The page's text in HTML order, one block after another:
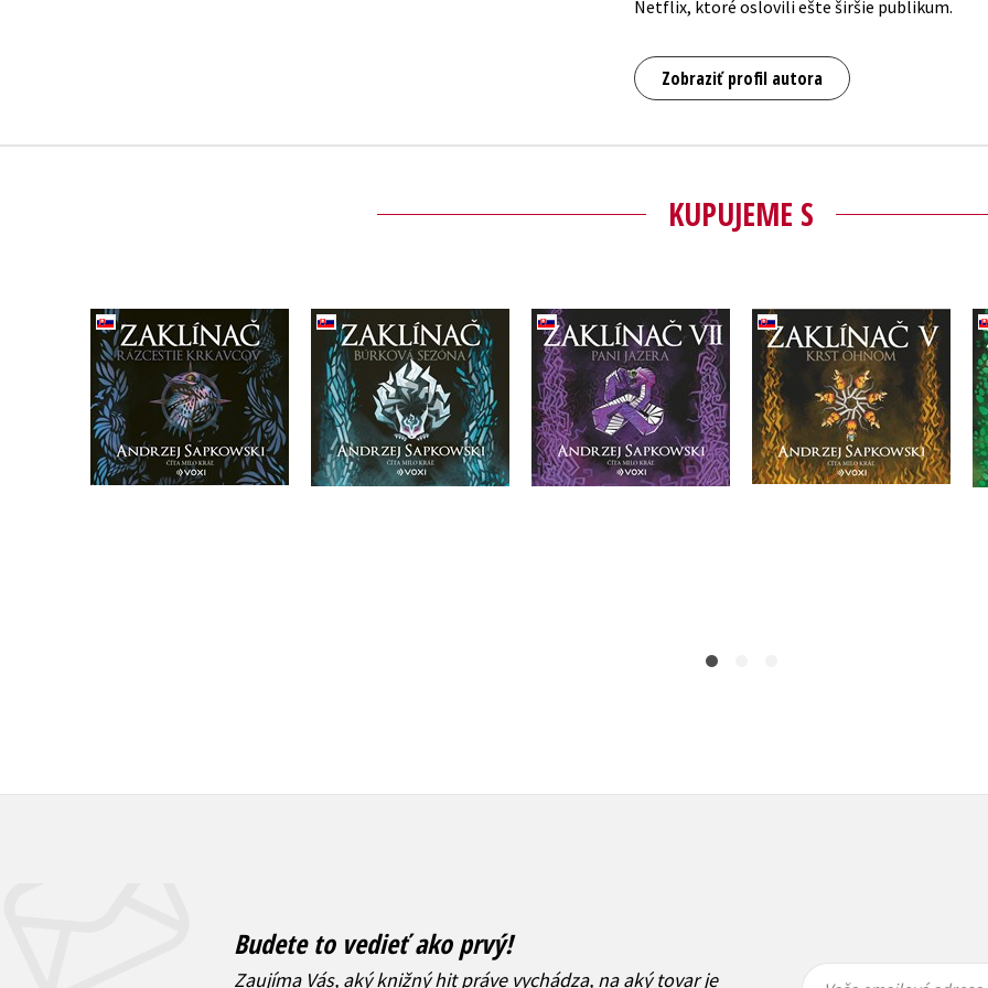
Netflix, ktoré oslovili ešte širšie publikum.
Zobraziť profil autora
KUPUJEME S
Zaklínač Rázcestie
krkavcov (CD)
Andrzej Sapkowski
Zaklínač Búrková
sezóna (CD)
Andrzej Sapkowski
Zaklínač VII Pani
Jazera (CD)
Andrzej Sapkowski
Zaklínač V Krst ohňom
(CD)
Andrzej Sapkowski
Budete to vedieť ako prvý!
Zaujíma Vás, aký knižný hit práve vychádza, na aký tovar je